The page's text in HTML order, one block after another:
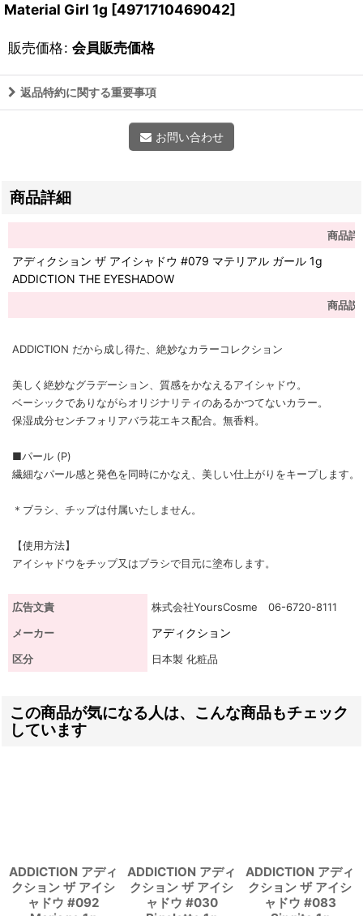
Material Girl 1g [4971710469042]
販売価格: 会員販売価格
返品特約に関する重要事項
お問い合わせ
商品詳細
商品詳
アディクション ザ アイシャドウ #079 マテリアル ガール 1g
ADDICTION THE EYESHADOW
商品説
ADDICTION だから成し得た、絶妙なカラーコレクション
美しく絶妙なグラデーション、質感をかなえるアイシャドウ。
ベーシックでありながらオリジナリティのあるかつてないカラー。
保湿成分センチフォリアバラ花エキス配合。無香料。
■パール (P)
繊細なパール感と発色を同時にかなえ、美しい仕上がりをキープします。
＊ブラシ、チップは付属いたしません。
【使用方法】
アイシャドウをチップ又はブラシで目元に塗布します。
広告文責
株式会社YoursCosme 06-6720-8111
メーカー
アディクション
区分 日本製 化粧品
この商品が気になる人は、こんな商品もチェック
しています
ADDICTION アディ
クション ザ アイシ
ャドウ #092
ADDICTION アディ
クション ザ アイシ
ャドウ #030
ADDICTION アディ
クション ザ アイシ
ャドウ #083